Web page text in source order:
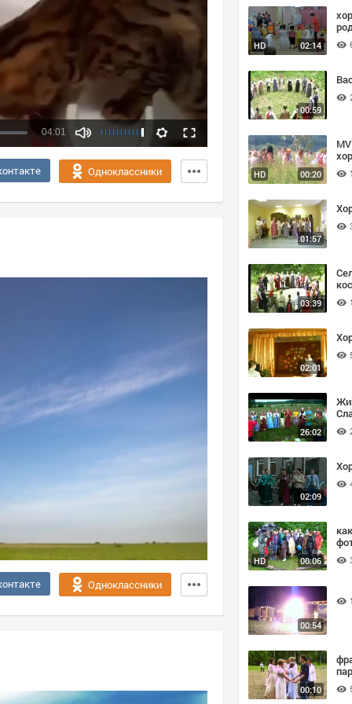
Качество:
360p
720p
04:01
Одноклассники
Одноклассники
02:14
HD
00:59
00:20
HD
01:57
03:39
02:01
26:02
02:09
00:06
HD
00:54
00:10